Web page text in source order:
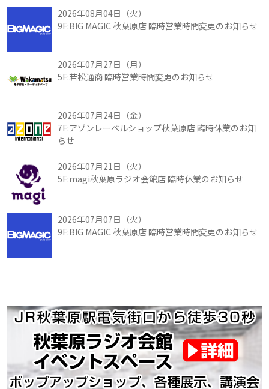
2026年08月04日（火）
9F:BIG MAGIC 秋葉原店 臨時営業時間変更のお知らせ
2026年07月27日（月）
5F:若松通商 臨時営業時間変更のお知らせ
2026年07月24日（金）
7F:アゾンレーベルショップ秋葉原店 臨時休業のお知
らせ
2026年07月21日（火）
5F:magi秋葉原ラジオ会館店 臨時休業のお知らせ
2026年07月07日（火）
9F:BIG MAGIC 秋葉原店 臨時営業時間変更のお知らせ